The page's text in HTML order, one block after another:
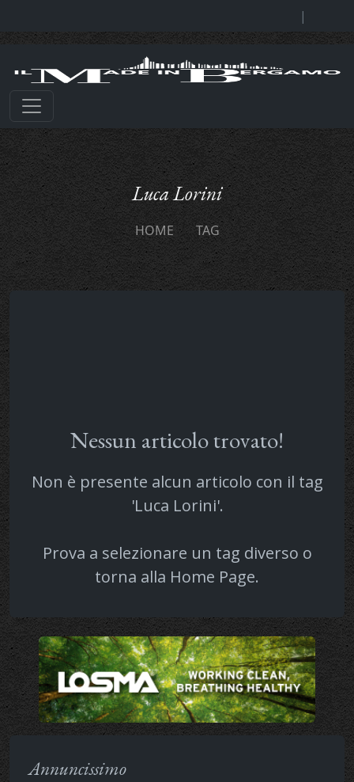
|
Luca Lorini
HOME TAG
Nessun articolo trovato!
Non è presente alcun articolo con il tag
'Luca Lorini'.
Prova a selezionare un tag diverso o
torna alla Home Page.
Annuncissimo